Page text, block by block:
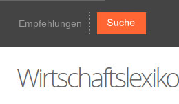
Empfehlungen